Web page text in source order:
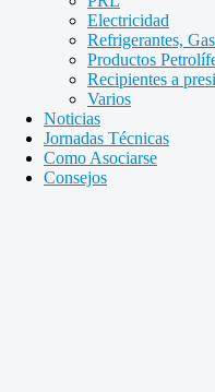
Electricidad
Refrigerantes,
Productos
Recipientes a
Varios
Noticias
Jornadas Técnicas
Como Asociarse
Consejos